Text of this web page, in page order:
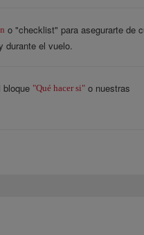
o "checklist" para asegurarte de
durante el vuelo.
"Qué hacer si" o nuestras